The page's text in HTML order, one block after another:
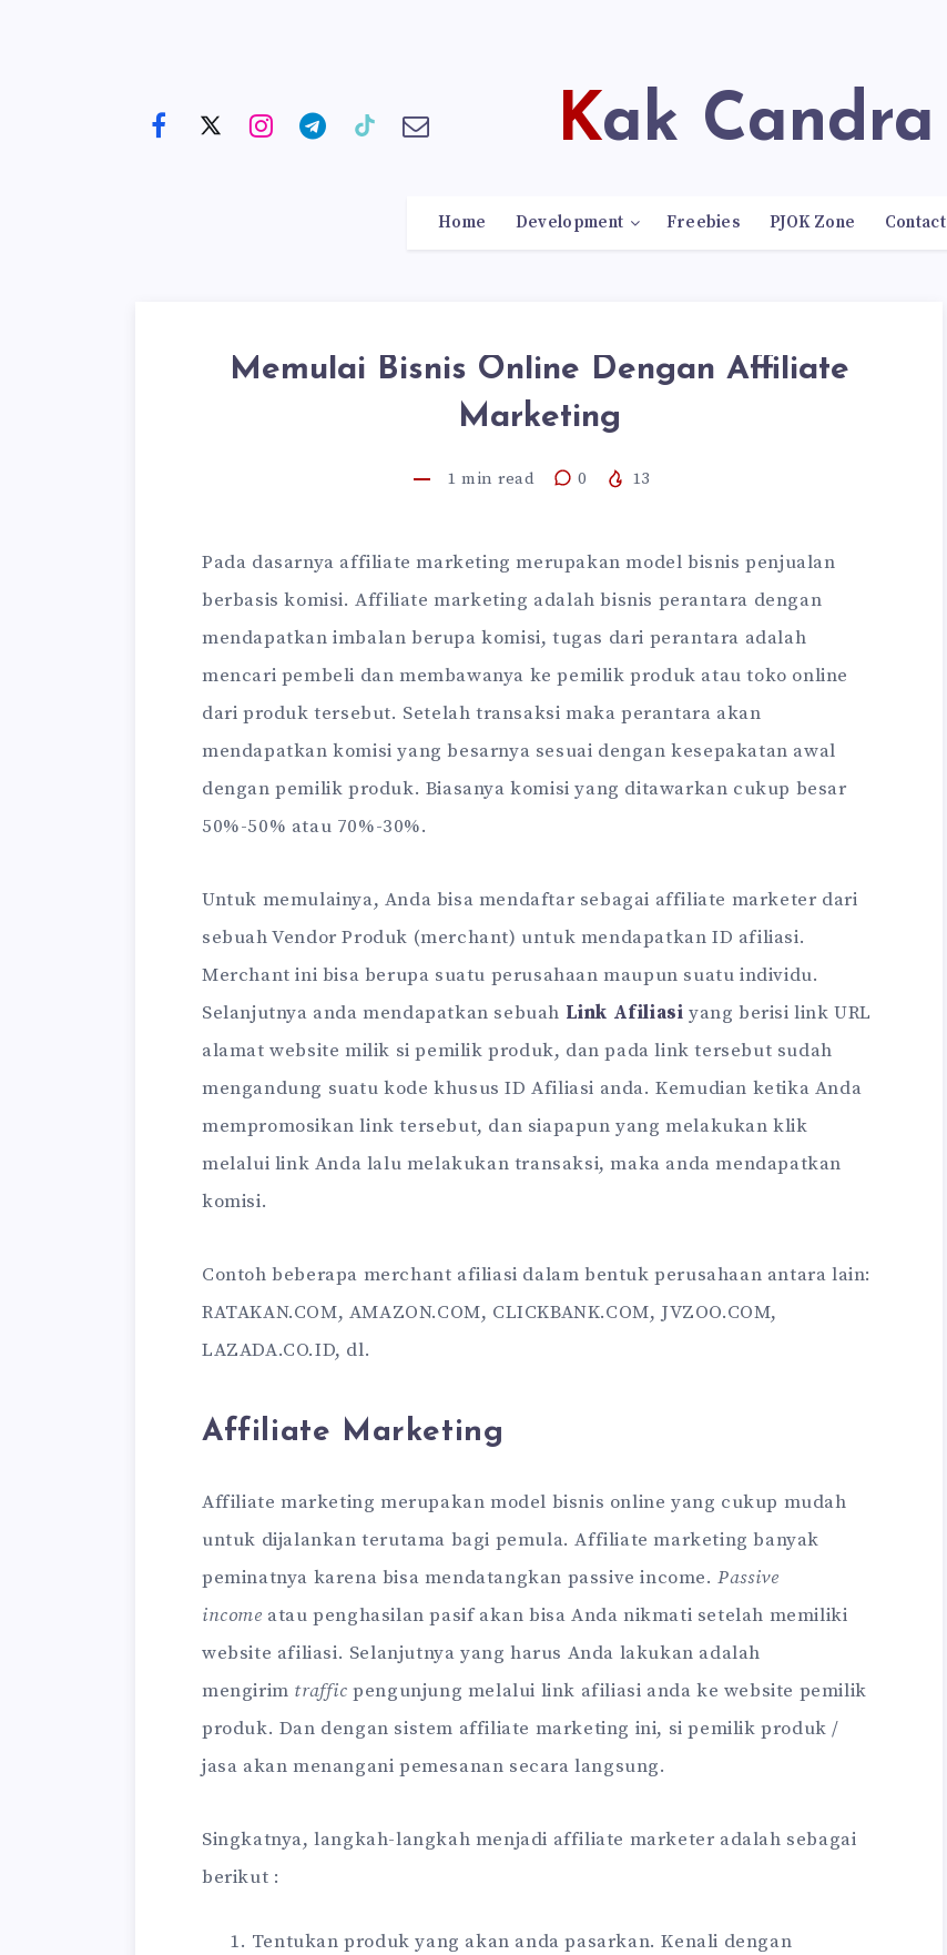
Kak Candra
Home Development Freebies PJOK Zone Contact
Memulai Bisnis Online Dengan Affiliate
Marketing
1 min read 0 13
Pada dasarnya affiliate marketing merupakan model bisnis penjualan
berbasis komisi. Affiliate marketing adalah bisnis perantara dengan
mendapatkan imbalan berupa komisi, tugas dari perantara adalah
mencari pembeli dan membawanya ke pemilik produk atau toko online
dari produk tersebut. Setelah transaksi maka perantara akan
mendapatkan komisi yang besarnya sesuai dengan kesepakatan awal
dengan pemilik produk. Biasanya komisi yang ditawarkan cukup besar
50%-50% atau 70%-30%.
Untuk memulainya, Anda bisa mendaftar sebagai affiliate marketer dari
sebuah Vendor Produk (merchant) untuk mendapatkan ID afiliasi.
Merchant ini bisa berupa suatu perusahaan maupun suatu individu.
Selanjutnya anda mendapatkan sebuah Link Afiliasi yang berisi link URL
alamat website milik si pemilik produk, dan pada link tersebut sudah
mengandung suatu kode khusus ID Afiliasi anda. Kemudian ketika Anda
mempromosikan link tersebut, dan siapapun yang melakukan klik
melalui link Anda lalu melakukan transaksi, maka anda mendapatkan
komisi.
Contoh beberapa merchant afiliasi dalam bentuk perusahaan antara lain:
RATAKAN.COM, AMAZON.COM, CLICKBANK.COM, JVZOO.COM,
LAZADA.CO.ID, dl.
Affiliate Marketing
Affiliate marketing merupakan model bisnis online yang cukup mudah
untuk dijalankan terutama bagi pemula. Affiliate marketing banyak
peminatnya karena bisa mendatangkan passive income.Passive
income atau penghasilan pasif akan bisa Anda nikmati setelah memiliki
website afiliasi. Selanjutnya yang harus Anda lakukan adalah
mengirim traffic pengunjung melalui link afiliasi anda ke website pemilik
produk. Dan dengan sistem affiliate marketing ini, si pemilik produk /
jasa akan menangani pemesanan secara langsung.
Singkatnya, langkah-langkah menjadi affiliate marketer adalah sebagai
berikut :
Tentukan produk yang akan anda pasarkan. Kenali dengan